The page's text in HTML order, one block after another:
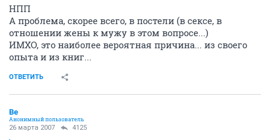
НПП
А проблема, скорее всего, в постели (в сексе, в
отношении жены к мужу в этом вопросе...)
ИМХО, это наиболее вероятная причина... из своего
опыта и из книг...
ОТВЕТИТЬ
Be
Анонимный пользователь
26 марта 2007 4125